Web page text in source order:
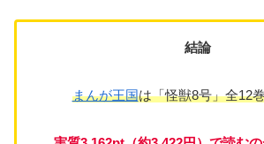
結論
まんが王国は「怪獣8号」全12